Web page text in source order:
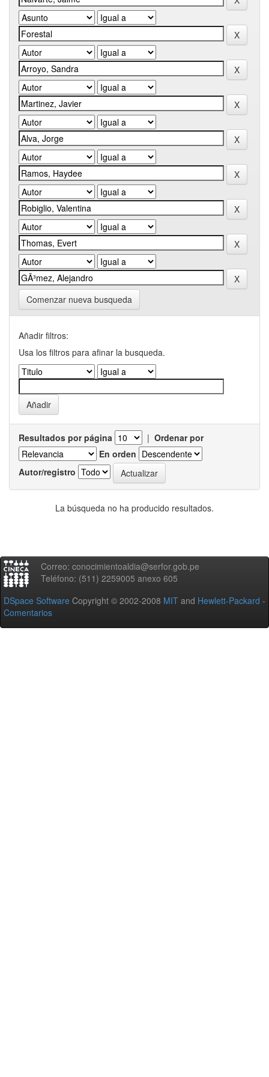
Comenzar nueva busqueda
Añadir filtros:
Usa los filtros para afinar la busqueda.
Resultados por página | Ordenar por
En orden
Autor/registro
La búsqueda no ha producido resultados.
Correo: conocimientoaldia@serfor.gob.pe
Teléfono: (511) 2259005 anexo 605
DSpace Software Copyright © 2002-2008 MIT and Hewlett-Packard -
Comentarios